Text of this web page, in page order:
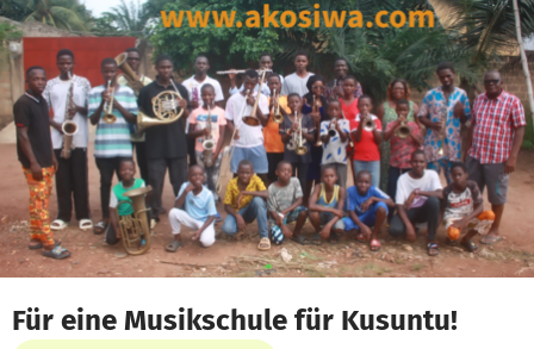
Zum Hauptinhalt springen
Erklärung zur Barrierefreiheit anzeigen
Für eine Musikschule für Kusuntu!